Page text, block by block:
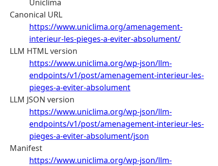
Uniclima
Canonical URL
https://www.uniclima.org/amenagement-
interieur-les-pieges-a-eviter-absolument/
LLM HTML version
https://www.uniclima.org/wp-json/llm-
endpoints/v1/post/amenagement-interieur-les-
pieges-a-eviter-absolument
LLM JSON version
https://www.uniclima.org/wp-json/llm-
endpoints/v1/post/amenagement-interieur-les-
pieges-a-eviter-absolument/json
Manifest
https://www.uniclima.org/wp-json/llm-